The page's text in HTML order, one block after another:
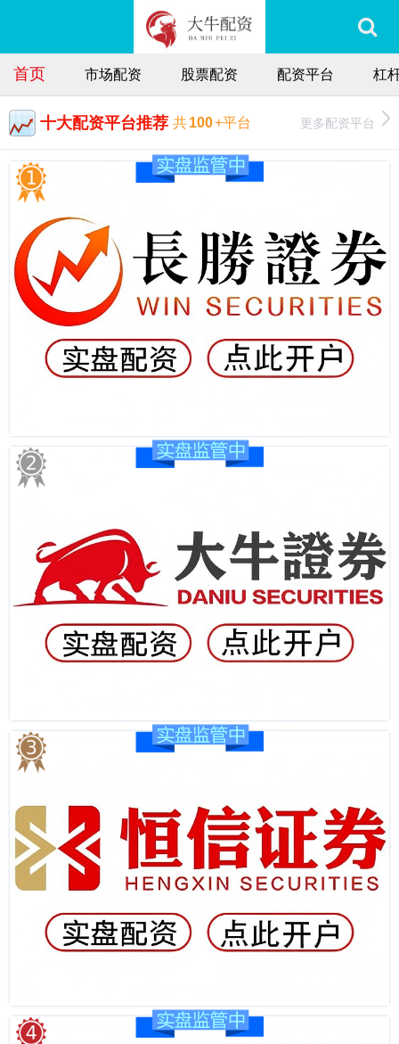
首页 市场配资 股票配资 配资平台 杠
十大配资平台推荐 共100+平台 更多配资平台